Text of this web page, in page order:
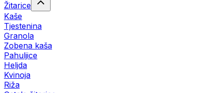
Žitarice
Kaše
Tjestenina
Granola
Zobena kaša
Pahuljice
Heljda
Kvinoja
Riža